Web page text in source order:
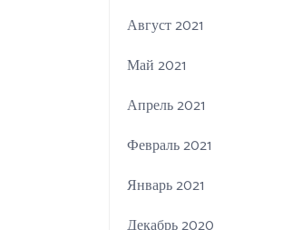
Август 2021
Май 2021
Апрель 2021
Февраль 2021
Январь 2021